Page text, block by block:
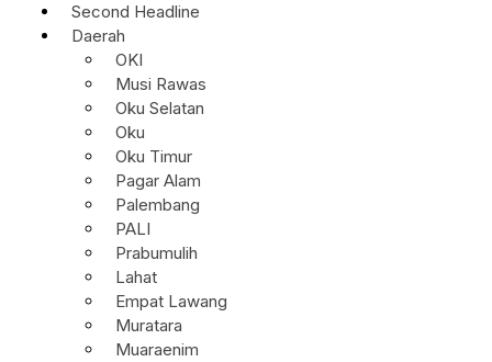
Second Headline
Daerah
OKI
Musi Rawas
Oku Selatan
Oku
Oku Timur
Pagar Alam
Palembang
PALI
Prabumulih
Lahat
Empat Lawang
Muratara
Muaraenim